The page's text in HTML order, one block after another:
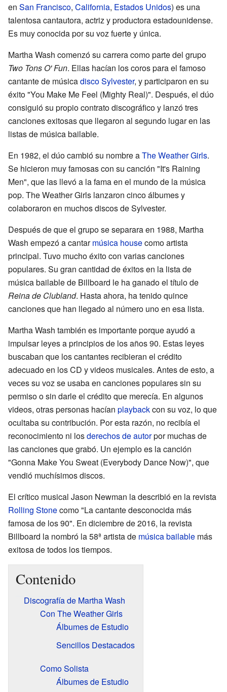
en San Francisco, California, Estados Unidos) es una
talentosa cantautora, actriz y productora estadounidense.
Es muy conocida por su voz fuerte y única.
Martha Wash comenzó su carrera como parte del grupo
Two Tons O' Fun. Ellas hacían los coros para el famoso
cantante de músicadiscoSylvester, y participaron en su
éxito "You Make Me Feel (Mighty Real)". Después, el dúo
consiguió su propio contrato discográfico y lanzó tres
canciones exitosas que llegaron al segundo lugar en las
listas de música bailable.
En 1982, el dúo cambió su nombre aThe Weather Girls.
Se hicieron muy famosas con su canción "It's Raining
Men", que las llevó a la fama en el mundo de la música
pop. The Weather Girls lanzaron cinco álbumes y
colaboraron en muchos discos de Sylvester.
Después de que el grupo se separara en 1988, Martha
Wash empezó a cantarmúsica housecomo artista
principal. Tuvo mucho éxito con varias canciones
populares. Su gran cantidad de éxitos en la lista de
música bailable de Billboard le ha ganado el título de
Reina de Clubland. Hasta ahora, ha tenido quince
canciones que han llegado al número uno en esa lista.
Martha Wash también es importante porque ayudó a
impulsar leyes a principios de los años 90. Estas leyes
buscaban que los cantantes recibieran el crédito
adecuado en los CD y videos musicales. Antes de esto, a
veces su voz se usaba en canciones populares sin su
permiso o sin darle el crédito que merecía. En algunos
videos, otras personas hacían playbackcon su voz, lo que
ocultaba su contribución. Por esta razón, no recibía el
reconocimiento ni losderechos de autorpor muchas de
las canciones que grabó. Un ejemplo es la canción
"Gonna Make You Sweat (Everybody Dance Now)", que
vendió muchísimos discos.
El crítico musical Jason Newman la describió en la revista
Rolling Stonecomo "La cantante desconocida más
famosa de los 90". En diciembre de 2016, la revista
Billboard la nombró la 58ª artista de música bailable más
exitosa de todos los tiempos.
Contenido
Discografía de Martha Wash
Con The Weather Girls
Álbumes de Estudio
Sencillos Destacados
Como Solista
Álbumes de Estudio